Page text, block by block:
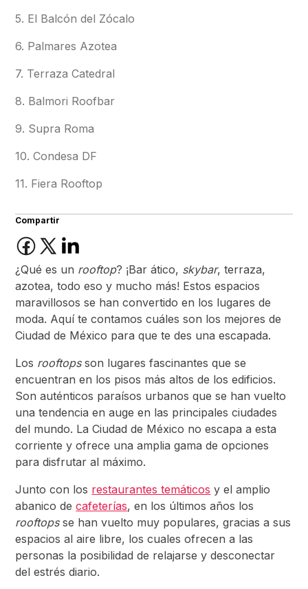
5. El Balcón del Zócalo
6. Palmares Azotea
7. Terraza Catedral
8. Balmori Roofbar
9. Supra Roma
10. Condesa DF
11. Fiera Rooftop
Compartir
¿Qué es un rooftop? ¡Bar ático, skybar, terraza,
azotea, todo eso y mucho más! Estos espacios
maravillosos se han convertido en los lugares de
moda. Aquí te contamos cuáles son los mejores de
Ciudad de México para que te des una escapada.
Los rooftopsson lugares fascinantes que se
encuentran en los pisos más altos de los edificios.
Son auténticos paraísos urbanos que se han vuelto
una tendencia en auge en las principales ciudades
del mundo. La Ciudad de México no escapa a esta
corriente y ofrece una amplia gama de opciones
para disfrutar al máximo.
Junto con los restaurantes temáticos y el amplio
abanico decafeterías, en los últimos años los
rooftopsse han vuelto muy populares, gracias a sus
espacios al aire libre, los cuales ofrecen a las
personas la posibilidad de relajarse y desconectar
del estrés diario.